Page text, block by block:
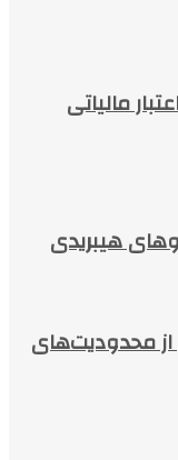
مالیاتی
هیبریدی
از محدودیت‌های